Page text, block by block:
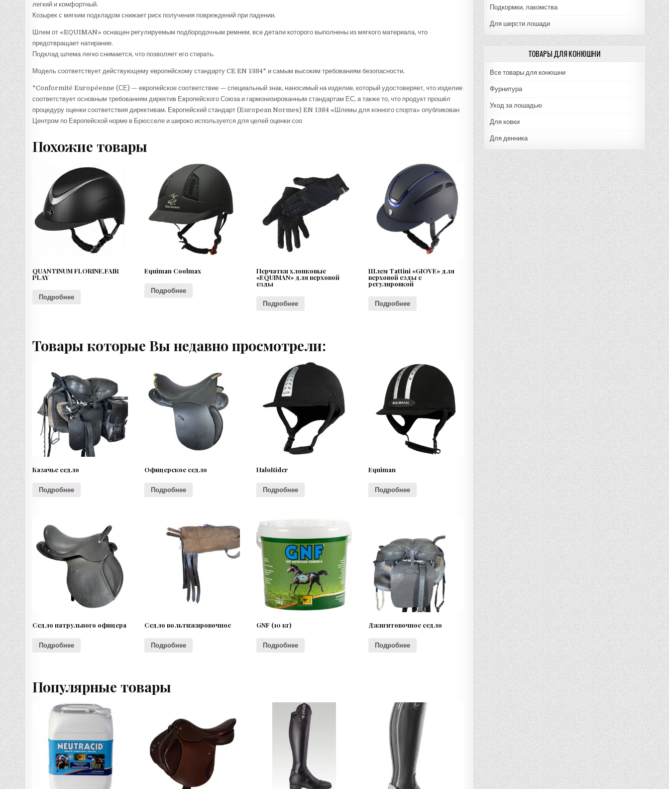
легкий и комфортный.
Козырек с мягким подкладом снижает риск получения повреждений при падении.
Шлем от «EQUIMAN» оснащен регулируемым подбородочным ремнем, все детали которого выполнены из мягкого материала, что
предотвращает натирание.
Подклад шлема легко снимается, что позволяет его стирать.
Модель соответствует действующему европейскому стандарту CE EN 1384* и самым высоким требованиям безопасности.
*Conformité Européenne (СЕ) — европейское соответствие — специальный знак, наносимый на изделие, который удостоверяет, что изделие
соответствует основным требованиям директив Европейского Союза и гармонизированным стандартам ЕС, а также то, что продукт прошёл
процедуру оценки соответствия директивам. Европейский стандарт (European Normes) EN 1384 «Шлемы для конного спорта» опубликован
Центром по Европейской норме в Брюсселе и широко используется для целей оценки соо
Похожие товары
QUANTINUM FLORINE,FAIR
PLAY
Подробнее
Equiman Coolmax
Подробнее
Перчатки хлопковые
«EQUIMAN» для верховой
езды
Подробнее
Шлем Tattini «GIOVE» для
верховой езды с
регулировкой
Подробнее
Товары которые Вы недавно просмотрели:
Казачье седло
Подробнее
Офицерское седло
Подробнее
HaloRider
Подробнее
Equiman
Подробнее
Седло патрульного офицера
Подробнее
Седло вольтижировочное
Подробнее
GNF (10 кг)
Подробнее
Джигитовочное седло
Подробнее
Популярные товары
Подкормки, лакомства
Для шерсти лошади
ТОВАРЫ ДЛЯ КОНЮШНИ
Все товары для конюшни
Фурнитура
Уход за лошадью
Для ковки
Для денника